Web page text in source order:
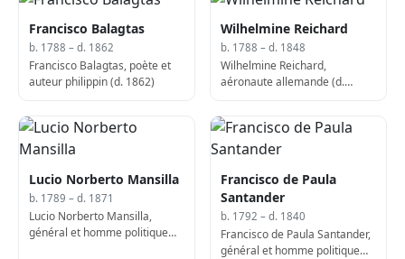
Francisco Balagtas
b. 1788 – d. 1862
Francisco Balagtas, poète et
auteur philippin (d. 1862)
Wilhelmine Reichard
b. 1788 – d. 1848
Wilhelmine Reichard,
aéronaute allemande (d.
Lucio Norberto Mansilla
b. 1789 – d. 1871
Lucio Norberto Mansilla,
général et homme politique
Francisco de Paula
Santander
b. 1792 – d. 1840
Francisco de Paula Santander,
général et homme politique